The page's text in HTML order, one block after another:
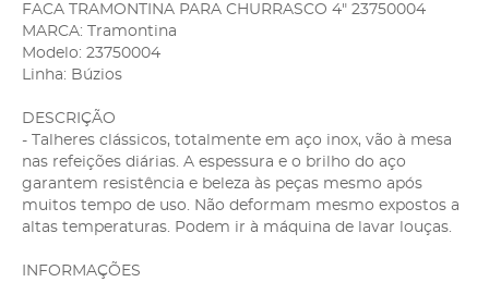
FACA TRAMONTINA PARA CHURRASCO 4" 23750004
MARCA: Tramontina
Modelo: 23750004
Linha: Búzios
DESCRIÇÃO
- Talheres clássicos, totalmente em aço inox, vão à mesa
nas refeições diárias. A espessura e o brilho do aço
garantem resistência e beleza às peças mesmo após
muitos tempo de uso. Não deformam mesmo expostos a
altas temperaturas. Podem ir à máquina de lavar louças.
INFORMAÇÕES